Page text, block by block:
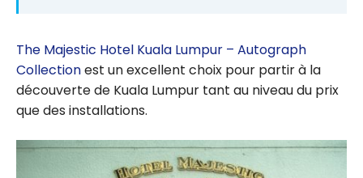
The Majestic Hotel Kuala Lumpur – Autograph
Collectionest un excellent choix pour partir à la
découverte de Kuala Lumpur tant au niveau du prix
que des installations.